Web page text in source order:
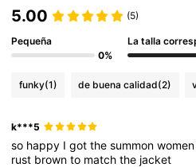
5.00 (5)
Pequeña
0%
La talla
funky(1) de buena calidad(2)
k***5
so happy Igotthesummon
rust brownto matchthe jacket